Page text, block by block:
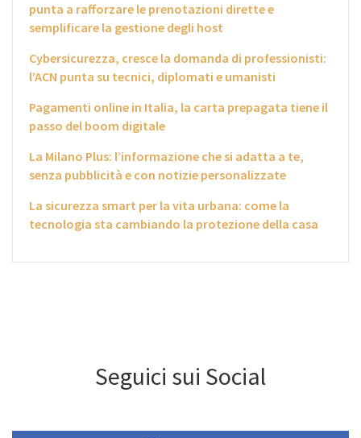
punta a rafforzare le prenotazioni dirette e
semplificare la gestione degli host
Cybersicurezza, cresce la domanda di professionisti:
l’ACN punta su tecnici, diplomati e umanisti
Pagamenti online in Italia, la carta prepagata tiene il
passo del boom digitale
La Milano Plus: l’informazione che si adatta a te,
senza pubblicità e con notizie personalizzate
La sicurezza smart per la vita urbana: come la
tecnologia sta cambiando la protezione della casa
Seguici sui Social